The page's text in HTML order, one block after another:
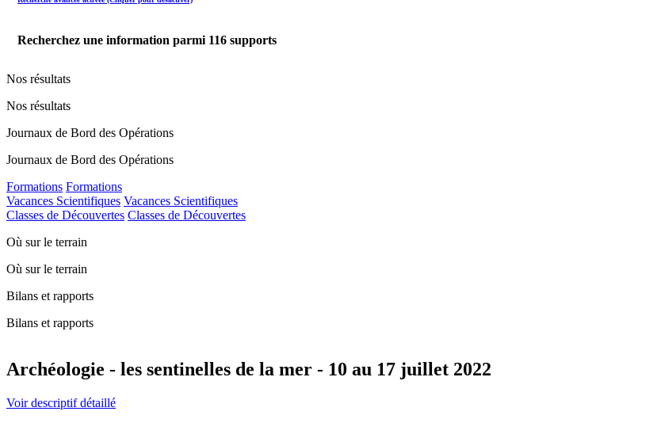
Recherchez une information parmi 116 supports
Nos résultats
Nos résultats
Journaux de Bord des Opérations
Journaux de Bord des Opérations
Formations Formations
Vacances Scientifiques Vacances Scientifiques
Classes de Découvertes Classes de Découvertes
Où sur le terrain
Où sur le terrain
Bilans et rapports
Bilans et rapports
Archéologie - les sentinelles de la mer - 10 au 17 juillet 2022
Voir descriptif détaillé